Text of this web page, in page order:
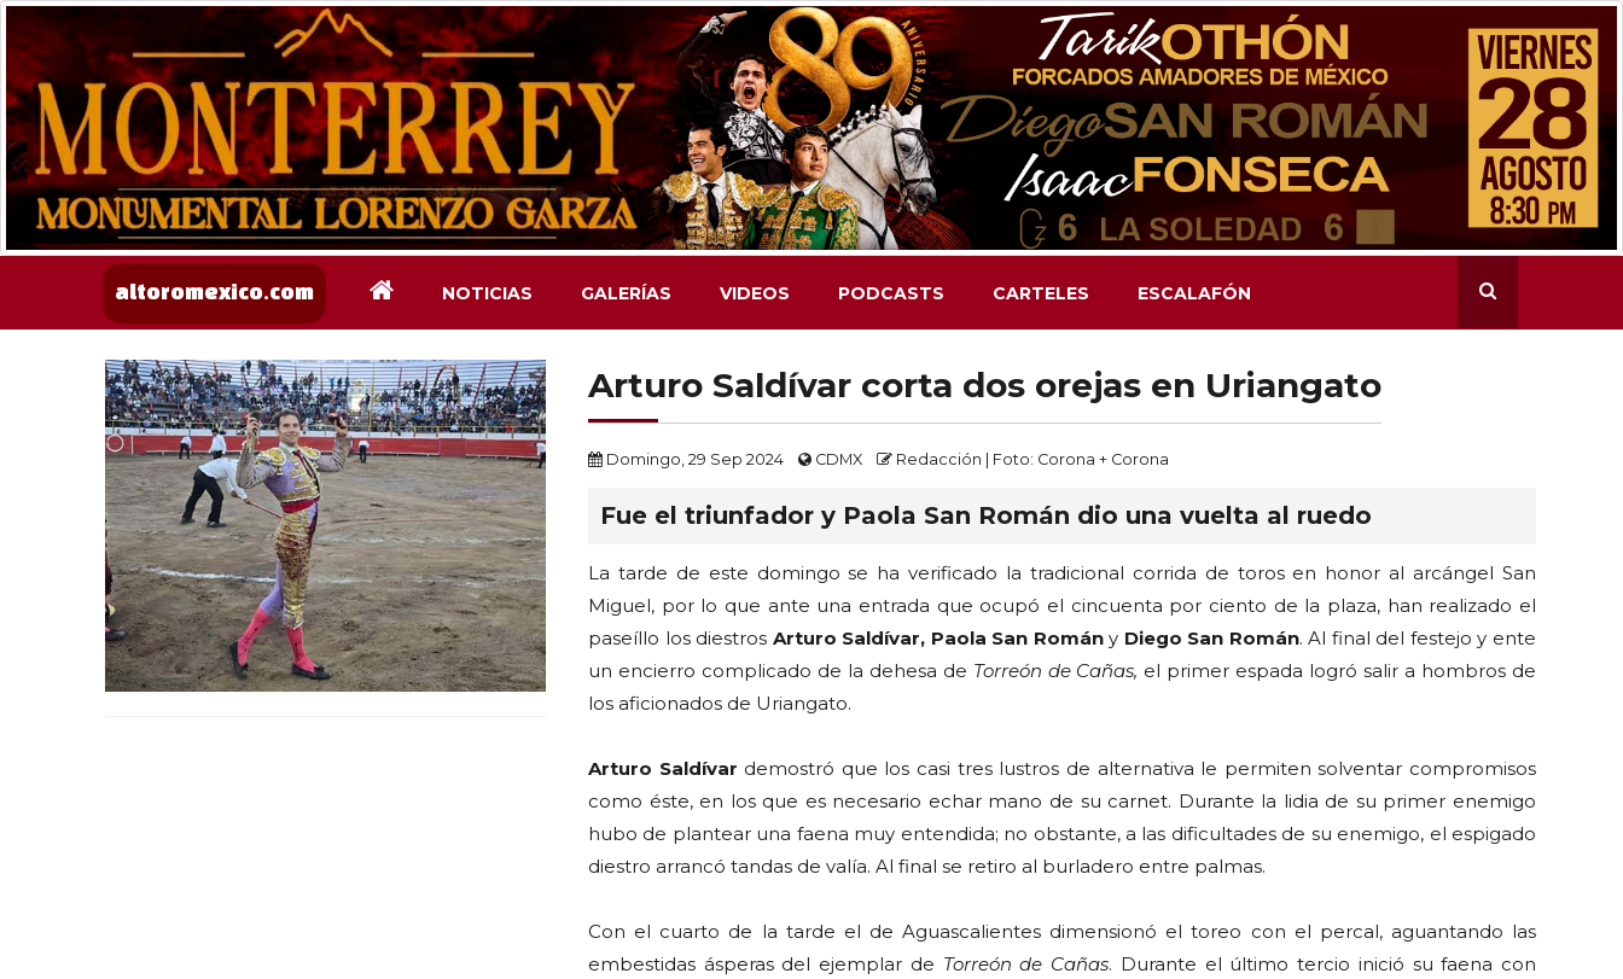
altoromexico.com NOTICIAS GALERÍAS VIDEOS PODCASTS CARTELES ESCALAFÓN
Arturo Saldívar corta dos orejas en Uriangato
Domingo, 29 Sep 2024 CDMX Redacción | Foto: Corona + Corona
Fue el triunfador y Paola San Román dio una vuelta al ruedo
La tarde de este domingo se ha verificado la tradicional corrida de toros en honor al arcángel San
Miguel, por lo que ante una entrada que ocupó el cincuenta por ciento de la plaza, han realizado el
paseíllo los diestros Arturo Saldívar, Paola San Romány Diego San Román. Al final del festejo y ente
un encierro complicado de la dehesa de Torreón de Cañas, el primer espada logró salir a hombros de
los aficionados de Uriangato.
Arturo Saldívar demostró que los casi tres lustros de alternativa le permiten solventar compromisos
como éste, en los que es necesario echar mano de su carnet. Durante la lidia de su primer enemigo
hubo de plantear una faena muy entendida; no obstante, a las dificultades de su enemigo, el espigado
diestro arrancó tandas de valía. Al final se retiro al burladero entre palmas.
Con el cuarto de la tarde el de Aguascalientes dimensionó el toreo con el percal, aguantando las
embestidas ásperas del ejemplar de Torreón de Cañas. Durante el último tercio inició su faena con